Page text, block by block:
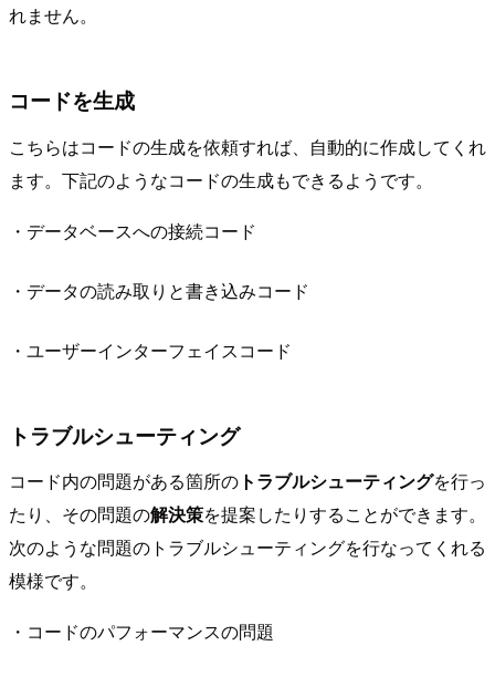
れません。
コードを生成
こちらはコードの生成を依頼すれば、自動的に作成してくれ
ます。下記のようなコードの生成もできるようです。
・データベースへの接続コード
・データの読み取りと書き込みコード
・ユーザーインターフェイスコード
トラブルシューティング
コード内の問題がある箇所の トラブルシューティングを行っ
たり、その問題の解決策を提案したりすることができます。
次のような問題のトラブルシューティングを行なってくれる
模様です。
・コードのパフォーマンスの問題